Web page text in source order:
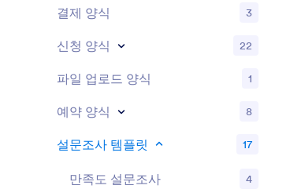
결제 양식 3
신청 양식 22
파일 업로드 양식 1
예약 양식 8
설문조사 템플릿 17
만족도 설문조사 4